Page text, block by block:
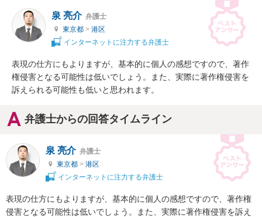
泉 亮介 弁護士
東京都 > 港区
インターネットに注力する弁護士
表現の仕方にもよりますが、基本的に個人の感想ですので、著作
権侵害となる可能性は低いでしょう。また、実際に著作権侵害を
訴えられる可能性も低いと思われます。
弁護士からの回答タイムライン
泉 亮介 弁護士
東京都 > 港区
インターネットに注力する弁護士
表現の仕方にもよりますが、基本的に個人の感想ですので、著作権
侵害となる可能性は低いでしょう。また、実際に著作権侵害を訴え